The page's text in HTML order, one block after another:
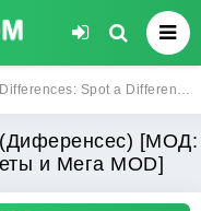
[МОД: Бесконечные деньги, Монеты и Мега MOD] | Взлом Differences: Spot a Difference на Андроид
(Диференсес) [МОД:
и Мега MOD]